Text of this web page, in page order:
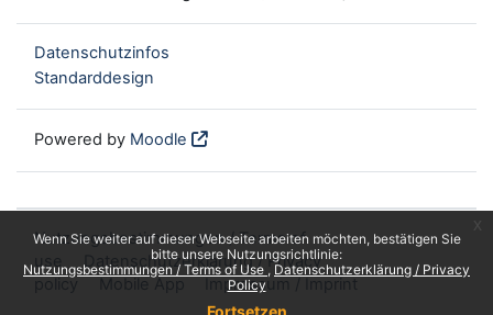
Wenn Sie weiter auf dieser Webseite arbeiten möchten, bestätigen Sie
bitte unsere Nutzungsrichtlinie:
Nutzungsbestimmungen / Terms of Use
Datenschutzerklärung / Privacy
Policy
Fortsetzen
Datenschutzinfos
Standarddesign
Powered by Moodle
Nutzungsbestimmungen / Terms of
use
Datenschutzerklärung / Privacy
policy
Mobile App Impressum / Imprint